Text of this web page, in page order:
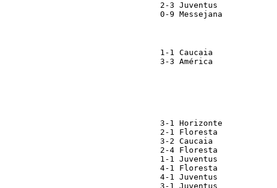
Horizonte                                      2-
0-9
Floresta                                       1-
3-
Caucaia                                        3-
2-
Floresta                                       3-
Horizonte
Caucaia                                        1-
4-
4-
3-1